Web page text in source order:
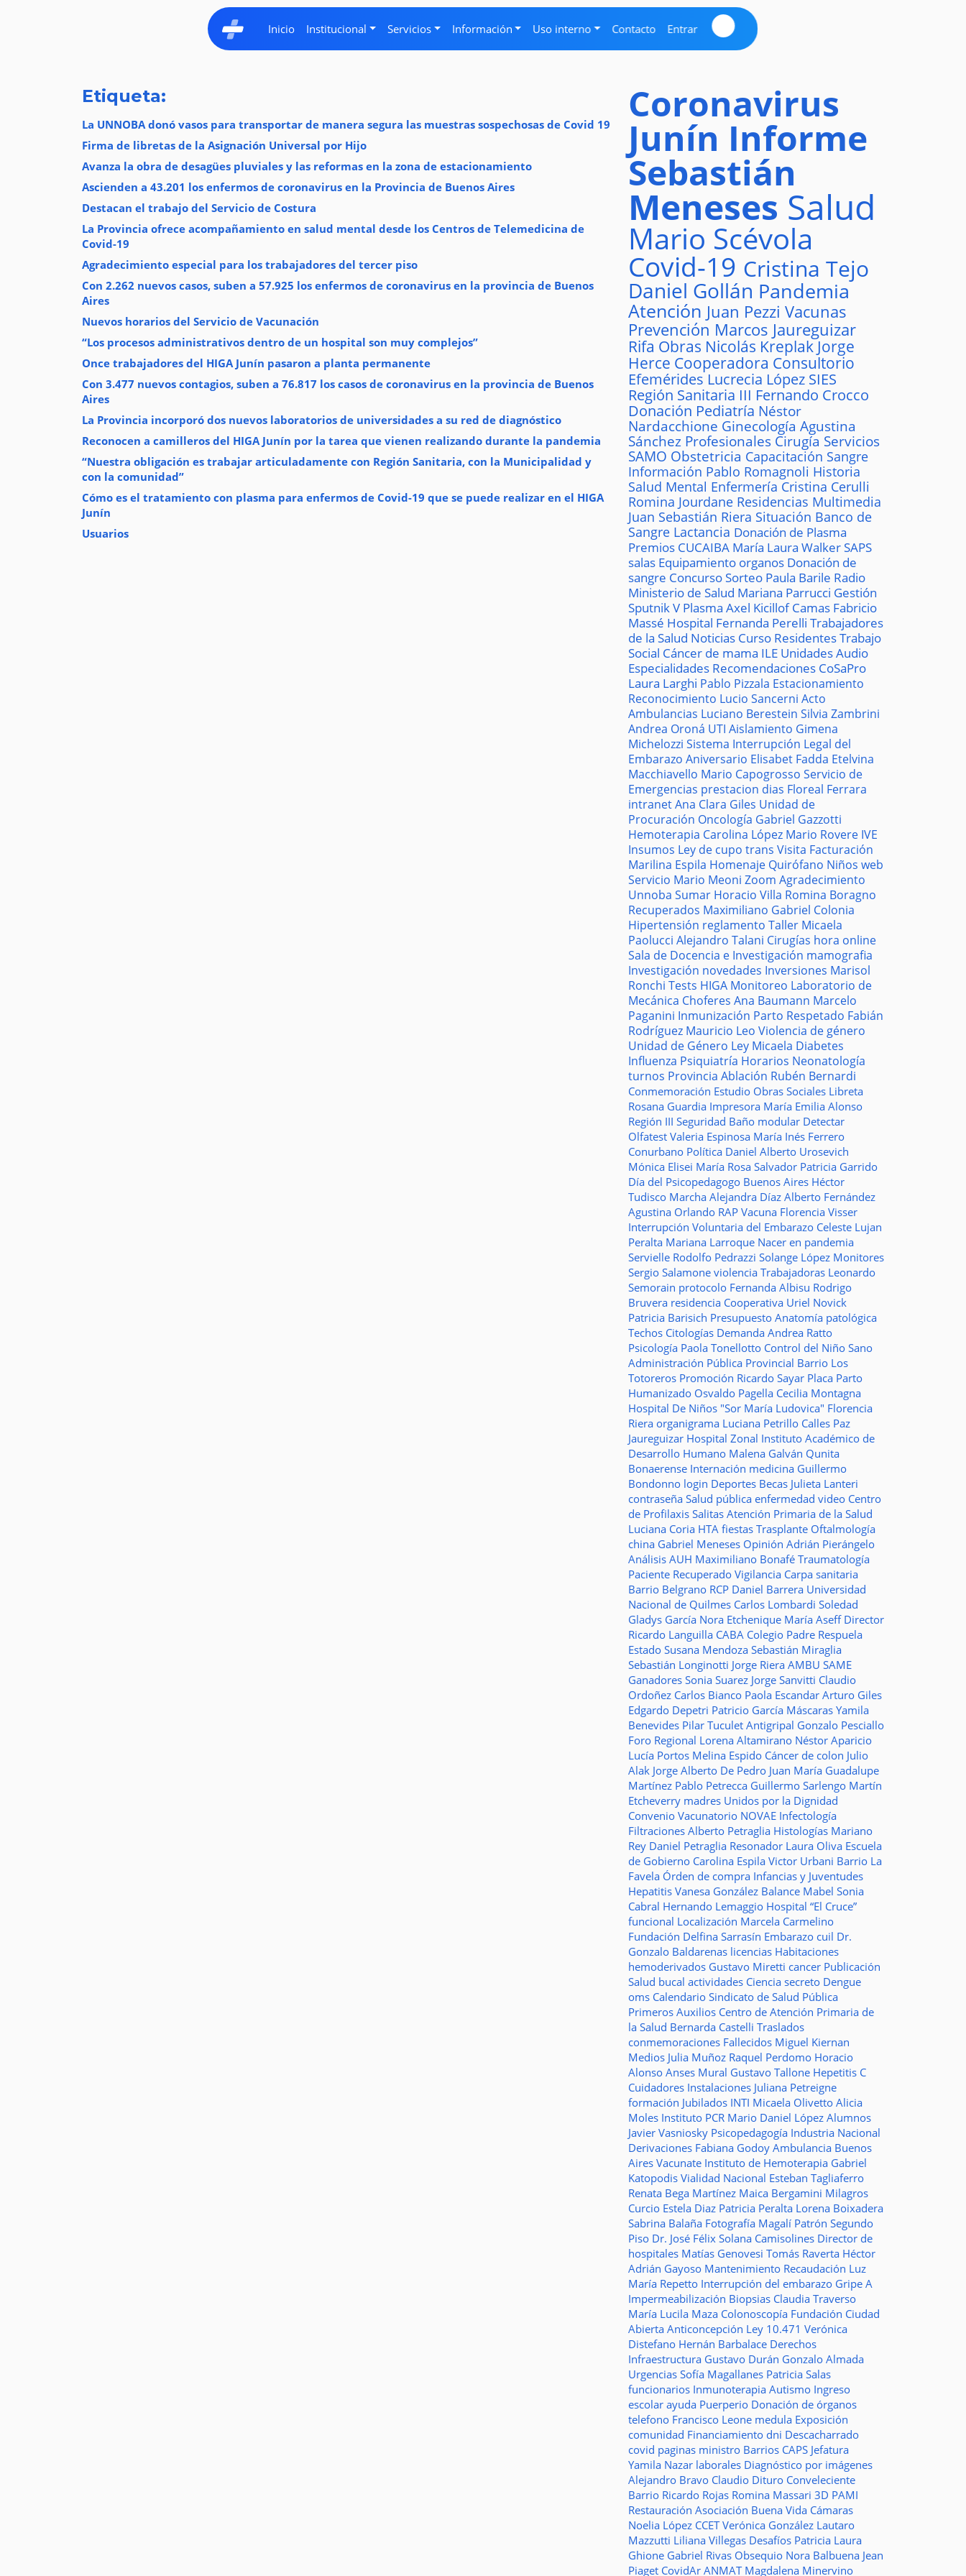
Inicio Institucional Servicios Información Uso interno Contacto Entrar
Etiqueta:
La UNNOBA donó vasos para transportar de manera segura las muestras sospechosas de Covid 19
Firma de libretas de la Asignación Universal por Hijo
Avanza la obra de desagües pluviales y las reformas en la zona de estacionamiento
Ascienden a 43.201 los enfermos de coronavirus en la Provincia de Buenos Aires
Destacan el trabajo del Servicio de Costura
La Provincia ofrece acompañamiento en salud mental desde los Centros de Telemedicina de
Covid-19
Agradecimiento especial para los trabajadores del tercer piso
Con 2.262 nuevos casos, suben a 57.925 los enfermos de coronavirus en la provincia de Buenos
Aires
Nuevos horarios del Servicio de Vacunación
“Los procesos administrativos dentro de un hospital son muy complejos”
Once trabajadores del HIGA Junín pasaron a planta permanente
Con 3.477 nuevos contagios, suben a 76.817 los casos de coronavirus en la provincia de Buenos
Aires
La Provincia incorporó dos nuevos laboratorios de universidades a su red de diagnóstico
Reconocen a camilleros del HIGA Junín por la tarea que vienen realizando durante la pandemia
“Nuestra obligación es trabajar articuladamente con Región Sanitaria, con la Municipalidad y
con la comunidad”
Cómo es el tratamiento con plasma para enfermos de Covid-19 que se puede realizar en el HIGA
Junín
Usuarios
Coronavirus
Junín Informe
Sebastián
Meneses Salud
Mario Scévola
Covid-19 Cristina Tejo
Daniel Gollán Pandemia
Atención Juan Pezzi Vacunas
Prevención Marcos Jaureguizar
Rifa Obras Nicolás Kreplak Jorge
Herce Cooperadora Consultorio
Efemérides Lucrecia López SIES
Región Sanitaria III Fernando Crocco
Donación Pediatría Néstor
Nardacchione Ginecología Agustina
Sánchez Profesionales Cirugía Servicios
SAMO Obstetricia Capacitación Sangre
Información Pablo Romagnoli Historia
Salud Mental Enfermería Cristina Cerulli
Romina Jourdane Residencias Multimedia
Juan Sebastián Riera Situación Banco de
Sangre Lactancia Donación de Plasma
Premios CUCAIBA María Laura WalkerSAPS
salas Equipamiento organos Donación de
sangre ConcursoSorteo Paula Barile Radio
Ministerio de Salud Mariana Parrucci Gestión
Sputnik V Plasma Axel KicillofCamas Fabricio
Massé Hospital Fernanda Perelli Trabajadores
de la Salud Noticias Curso ResidentesTrabajo
Social Cáncer de mama ILE UnidadesAudio
Especialidades Recomendaciones CoSaPro
Laura Larghi Pablo Pizzala Estacionamiento
Reconocimiento Lucio Sancerni Acto
Ambulancias Luciano Berestein Silvia Zambrini
Andrea Oroná UTI Aislamiento Gimena
Michelozzi Sistema Interrupción Legal del
Embarazo Aniversario Elisabet Fadda Etelvina
Macchiavello Mario Capogrosso Servicio de
Emergencias prestacion dias Floreal Ferrara
intranetAna Clara Giles Unidad de
Procuración Oncología Gabriel Gazzotti
Hemoterapia Carolina López Mario Rovere IVE
Insumos Ley de cupo trans Visita Facturación
Marilina Espila Homenaje Quirófano Niños web
Servicio Mario Meoni Zoom Agradecimiento
Unnoba Sumar Horacio Villa Romina Boragno
Recuperados Maximiliano Gabriel Colonia
Hipertensión reglamento Taller Micaela
Paolucci Alejandro Talani Cirugías hora online
Sala de Docencia e Investigación mamografia
Investigación novedades Inversiones Marisol
Ronchi Tests HIGA Monitoreo Laboratorio de
Mecánica Choferes Ana Baumann Marcelo
Paganini Inmunización Parto Respetado Fabián
Rodríguez Mauricio Leo Violencia de género
Unidad de Género Ley Micaela Diabetes
Influenza Psiquiatría Horarios Neonatología
turnos Provincia Ablación Rubén Bernardi
Conmemoración Estudio Obras Sociales Libreta
Rosana Guardia Impresora María Emilia Alonso
Región III Seguridad Baño modular Detectar
Olfatest Valeria Espinosa María Inés Ferrero
Conurbano Política Daniel Alberto Urosevich
Mónica Elisei María Rosa Salvador Patricia Garrido
Día del Psicopedagogo Buenos Aires Héctor
Tudisco Marcha Alejandra Díaz Alberto Fernández
Agustina Orlando RAP Vacuna Florencia Visser
Interrupción Voluntaria del Embarazo Celeste Lujan
Peralta Mariana Larroque Nacer en pandemia
Servielle Rodolfo Pedrazzi Solange López Monitores
Sergio Salamone violencia Trabajadoras Leonardo
Semorain protocolo Fernanda Albisu Rodrigo
Bruvera residencia Cooperativa Uriel Novick
Patricia Barisich Presupuesto Anatomía patológica
Techos Citologías Demanda Andrea Ratto
Psicología Paola Tonellotto Control del Niño Sano
Administración Pública Provincial Barrio Los
Totoreros Promoción Ricardo Sayar Placa Parto
Humanizado Osvaldo Pagella Cecilia Montagna
Hospital De Niños "Sor María Ludovica" Florencia
Riera organigrama Luciana Petrillo Calles Paz
Jaureguizar Hospital Zonal Instituto Académico de
Desarrollo Humano Malena Galván Qunita
Bonaerense Internación medicina Guillermo
Bondonno login Deportes Becas Julieta Lanteri
contraseña Salud pública enfermedad video Centro
de Profilaxis Salitas Atención Primaria de la Salud
Luciana Coria HTA fiestas Trasplante Oftalmología
china Gabriel Meneses Opinión Adrián Pierángelo
Análisis AUH Maximiliano Bonafé Traumatología
Paciente Recuperado Vigilancia Carpa sanitaria
Barrio Belgrano RCP Daniel Barrera Universidad
Nacional de Quilmes Carlos Lombardi Soledad
Gladys García Nora Etchenique María Aseff Director
Ricardo Languilla CABA Colegio Padre Respuela
Estado Susana Mendoza Sebastián Miraglia
Sebastián Longinotti Jorge Riera AMBU SAME
Ganadores Sonia Suarez Jorge Sanvitti Claudio
Ordoñez Carlos Bianco Paola Escandar Arturo Giles
Edgardo Depetri Patricio García Máscaras Yamila
Benevides Pilar Tuculet Antigripal Gonzalo Pesciallo
Foro Regional Lorena Altamirano Néstor Aparicio
Lucía Portos Melina Espido Cáncer de colon Julio
Alak Jorge Alberto De Pedro Juan María Guadalupe
Martínez Pablo Petrecca Guillermo Sarlengo Martín
Etcheverry madres Unidos por la Dignidad
Convenio Vacunatorio NOVAE Infectología
Filtraciones Alberto Petraglia Histologías Mariano
Rey Daniel Petraglia Resonador Laura Oliva Escuela
de Gobierno Carolina Espila Victor Urbani Barrio La
Favela Órden de compra Infancias y Juventudes
Hepatitis Vanesa González Balance Mabel Sonia
Cabral Hernando Lemaggio Hospital “El Cruce”
funcional Localización Marcela Carmelino
Fundación Delfina Sarrasín Embarazo cuil Dr.
Gonzalo Baldarenas licencias Habitaciones
hemoderivados Gustavo Miretti cancer Publicación
Salud bucal actividades Ciencia secreto Dengue
oms Calendario Sindicato de Salud Pública
Primeros Auxilios Centro de Atención Primaria de
la Salud Bernarda Castelli Traslados
conmemoraciones Fallecidos Miguel Kiernan
Medios Julia Muñoz Raquel Perdomo Horacio
Alonso Anses Mural Gustavo Tallone Hepetitis C
Cuidadores Instalaciones Juliana Petreigne
formación Jubilados INTI Micaela Olivetto Alicia
Moles Instituto PCR Mario Daniel López Alumnos
Javier Vasniosky Psicopedagogía Industria Nacional
Derivaciones Fabiana Godoy Ambulancia Buenos
Aires Vacunate Instituto de Hemoterapia Gabriel
Katopodis Vialidad Nacional Esteban Tagliaferro
Renata Bega Martínez Maica Bergamini Milagros
Curcio Estela Diaz Patricia Peralta Lorena Boixadera
Sabrina Balaña Fotografía Magalí Patrón Segundo
Piso Dr. José Félix Solana Camisolines Director de
hospitales Matías Genovesi Tomás Raverta Héctor
Adrián Gayoso Mantenimiento Recaudación Luz
María Repetto Interrupción del embarazo Gripe A
Impermeabilización Biopsias Claudia Traverso
María Lucila Maza Colonoscopía Fundación Ciudad
Abierta Anticoncepción Ley 10.471 Verónica
Distefano Hernán Barbalace Derechos
Infraestructura Gustavo Durán Gonzalo Almada
Urgencias Sofía Magallanes Patricia Salas
funcionarios Inmunoterapia Autismo Ingreso
escolar ayuda Puerperio Donación de órganos
telefono Francisco Leone medula Exposición
comunidad Financiamiento dni Descacharrado
covid paginas ministro Barrios CAPS Jefatura
Yamila Nazar laborales Diagnóstico por imágenes
Alejandro Bravo Claudio Dituro Conveleciente
Barrio Ricardo Rojas Romina Massari 3D PAMI
Restauración Asociación Buena Vida Cámaras
Noelia López CCETVerónica González Lautaro
Mazzutti Liliana Villegas Desafíos Patricia Laura
Ghione Gabriel Rivas Obsequio Nora Balbuena Jean
Piaget CovidAr ANMAT Magdalena Minervino